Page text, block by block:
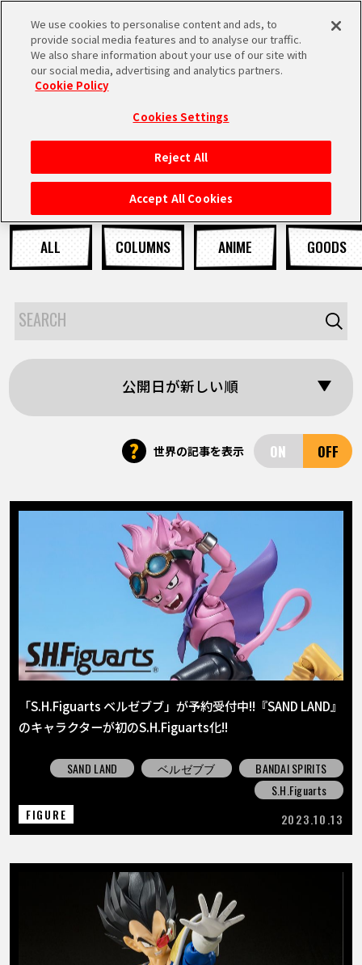
MEN
HOME
NEWS
RANKING
MOVIE
ABOUT
FR DE
NEWS
ALL COLUMNS ANIME GOODS
公開日が新しい順
? 世界の記事を表示
「S.H.Figuarts ベルゼブブ」が予約受付中!!『SAND LAND』
のキャラクターが初のS.H.Figuarts化!!
SAND LAND ベルゼブブ
BANDAI SPIRITS
S.H.Figuarts
FIGURE
2023.10.13
We use cookies to personalise content and ads, to
provide social media features and to analyse our traffic.
We also share information about your use of our site with
our social media, advertising and analytics partners.
Cookie Policy
Cookies Settings
Reject All
Accept All Cookies